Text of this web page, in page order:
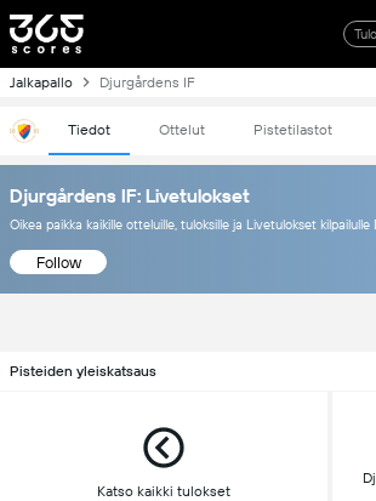
Jalkapallo Djurgårdens IF
Tiedot Ottelut Pistetilastot
Djurgårdens IF: Livetulokset
Oikea paikka kaikille otteluille, tuloksille ja Livetulokset kilpailulle
Follow
Pisteiden yleiskatsaus
Katso kaikki tulokset